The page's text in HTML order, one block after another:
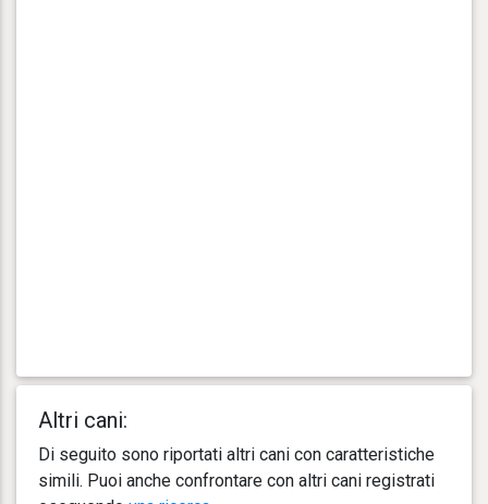
Altri cani:
Di seguito sono riportati altri cani con caratteristiche
simili. Puoi anche confrontare con altri cani registrati